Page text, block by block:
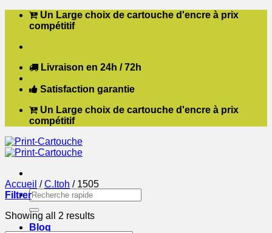
Passer Un Large choix de cartouche d'encre à prix
compétitif
Livraison en 24h / 72h
Satisfaction garantie
Un Large choix de cartouche d'encre à prix
compétitif
Recherche
pour :
Blog
Accueil / C.Itoh /1505
Filtrer
Showing all 2 results